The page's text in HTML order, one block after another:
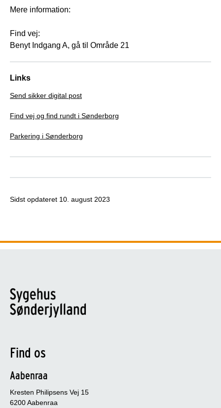
Links
Send sikker digital post
Find vej og find rundt i Sønderborg
Parkering i Sønderborg
Mere information:
Find vej:
Benyt Indgang A, gå til Område 21
Sidst opdateret 10. august 2023
Find os
Aabenraa
Kresten Philipsens Vej 15
6200 Aabenraa